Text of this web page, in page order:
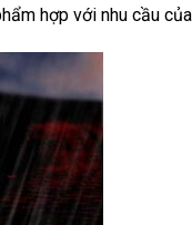
hợp với nhu cầu